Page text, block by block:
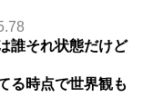
誰それ状態だけど
る時点で世界観も